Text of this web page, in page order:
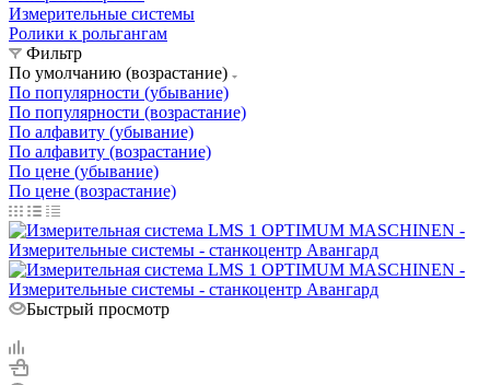
Измерительные системы
Ролики к рольгангам
Фильтр
По умолчанию (возрастание)
По популярности (убывание)
По популярности (возрастание)
По алфавиту (убывание)
По алфавиту (возрастание)
По цене (убывание)
По цене (возрастание)
Быстрый просмотр